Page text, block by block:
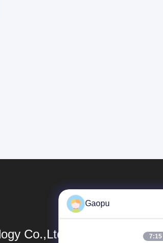
Co.,Ltd
Gaopu
7:15